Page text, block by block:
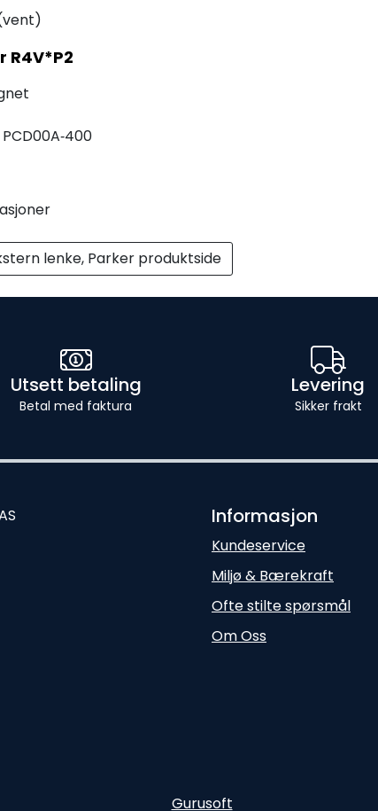
lenke, Parker produktside
Utsett betaling
Betal med faktura
Levering
Sikker frakt
Informasjon
Kundeservice
Miljø & Bærekraft
Ofte stilte spørsmål
Om Oss
Gurusoft